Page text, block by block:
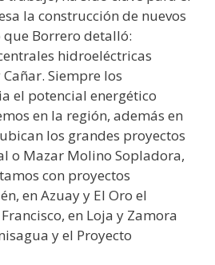
la construcción de nuevos
que Borrero detalló:
hidroeléctricas
Siempre los
el potencial energético
en la región, además en
los grandes proyectos
o Mazar Molino Sopladora,
con proyectos
en Azuay y El Oro el
en Loja y Zamora
y el Proyecto